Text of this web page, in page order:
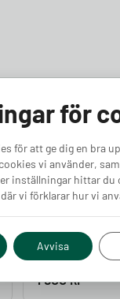
Tibber Pulse –
Finns i lager
1 900kr
för
för att ge dig en bra
vi använder,
inställningar hittar
vi förklarar hur vi
Avvisa